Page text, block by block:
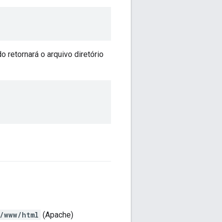
retornará o arquivo diretório
html (Apache)